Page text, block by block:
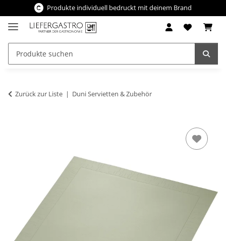
Produkte individuell bedruckt mit deinem Brand
Zurück zur Liste Duni Servietten & Zubehör